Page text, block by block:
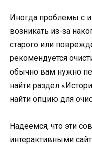
Иногда проблемы с
возникать из-за
старого или
рекомендуется
обычно вам нужно
найти раздел
найти опцию для
Надеемся, что эти
интерактивными